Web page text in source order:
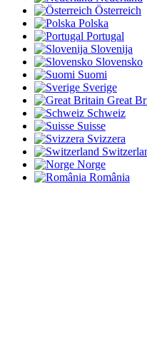
Österreich
Polska
Portugal
Slovenija
Slovensko
Suomi
Sverige
Great
Schweiz
Suisse
Svizzera
Norge
România